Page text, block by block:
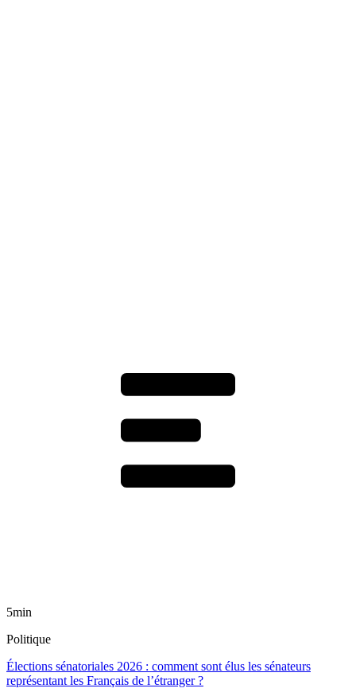
5min
Politique
Élections sénatoriales 2026 : comment sont élus les sénateurs
représentant les Français de l’étranger ?